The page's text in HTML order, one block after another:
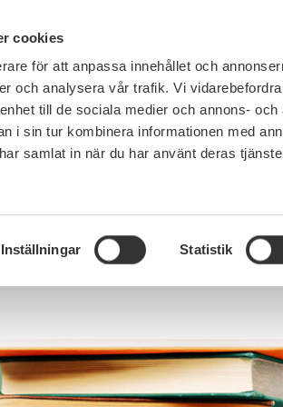
cookies
för att anpassa innehållet och
och analysera vår trafik. Vi
till de sociala medier och annons-
i sin tur kombinera informationen med
samlat in när du har använt deras
Inställningar Statistik
MEMBERSHIP WORK,